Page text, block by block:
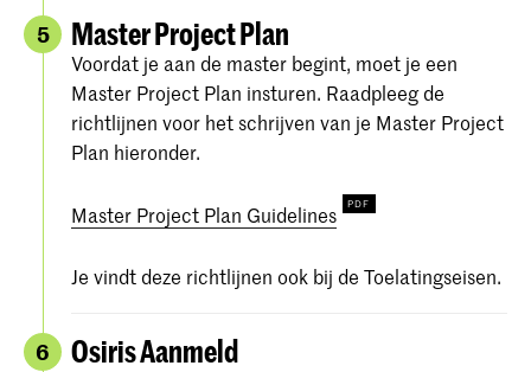
5 Master Project Plan
Voordat je aan de master begint, moet je een
Master Project Plan insturen. Raadpleeg de
richtlijnen voor het schrijven van je Master Project
Plan hieronder.
Master Project Plan Guidelines
Je vindt deze richtlijnen ook bij de Toelatingseisen.
6 Osiris Aanmeld